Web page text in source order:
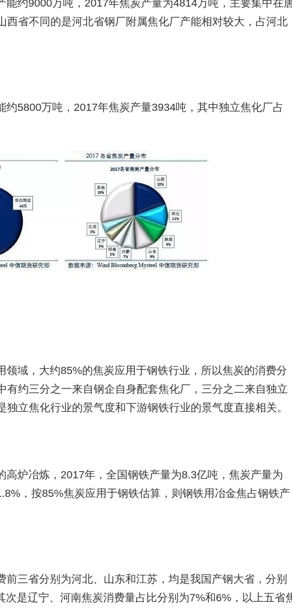
能约9000万吨，2017年焦炭产量为4814万吨，主要集中在
西省不同的是河北省钢厂附属焦化厂产能相对较大，占河北
约5800万吨，2017年焦炭产量3934吨，其中独立焦化厂占
领域，大约85%的焦炭应用于钢铁行业，所以焦炭的消费分
有约三分之一来自钢企自身配套焦化厂，三分之二来自独立
立焦化行业的景气度和下游钢铁行业的景气度直接相关。
高炉冶炼，2017年，全国钢铁产量为8.3亿吨，焦炭产量为
，按85%焦炭应用于钢铁估算，则钢铁用冶金焦占钢铁产
前三省分别为河北、山东和江苏，均是我国产钢大省，分别
是辽宁、河南焦炭消费量占比分别为7%和6%，以上五省